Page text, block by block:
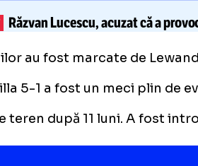
Răzvan Lucescu, acuzat că a
au fost marcate de
5-1 a fost un meci plin de
teren după 11 luni. A fost